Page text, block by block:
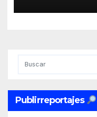
Publirreportajes